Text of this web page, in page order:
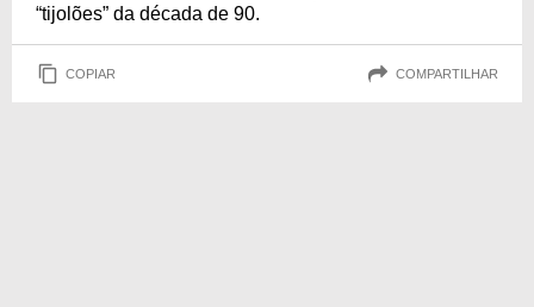
“tijolões” da década de 90.
COPIAR COMPARTILHAR